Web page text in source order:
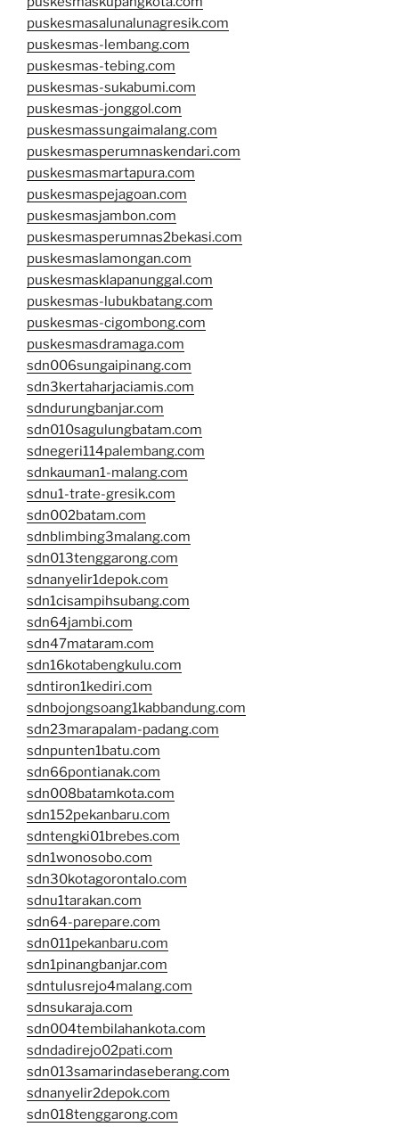
puskesmasalunalunagresik.com
puskesmas-lembang.com
puskesmas-tebing.com
puskesmas-sukabumi.com
puskesmas-jonggol.com
puskesmassungaimalang.com
puskesmasperumnaskendari.com
puskesmasmartapura.com
puskesmaspejagoan.com
puskesmasjambon.com
puskesmasperumnas2bekasi.com
puskesmaslamongan.com
puskesmasklapanunggal.com
puskesmas-lubukbatang.com
puskesmas-cigombong.com
puskesmasdramaga.com
sdn006sungaipinang.com
sdn3kertaharjaciamis.com
sdndurungbanjar.com
sdn010sagulungbatam.com
sdnegeri114palembang.com
sdnkauman1-malang.com
sdnu1-trate-gresik.com
sdn002batam.com
sdnblimbing3malang.com
sdn013tenggarong.com
sdnanyelir1depok.com
sdn1cisampihsubang.com
sdn64jambi.com
sdn47mataram.com
sdn16kotabengkulu.com
sdntiron1kediri.com
sdnbojongsoang1kabbandung.com
sdn23marapalam-padang.com
sdnpunten1batu.com
sdn66pontianak.com
sdn008batamkota.com
sdn152pekanbaru.com
sdntengki01brebes.com
sdn1wonosobo.com
sdn30kotagorontalo.com
sdnu1tarakan.com
sdn64-parepare.com
sdn011pekanbaru.com
sdn1pinangbanjar.com
sdntulusrejo4malang.com
sdnsukaraja.com
sdn004tembilahankota.com
sdndadirejo02pati.com
sdn013samarindaseberang.com
sdnanyelir2depok.com
sdn018tenggarong.com